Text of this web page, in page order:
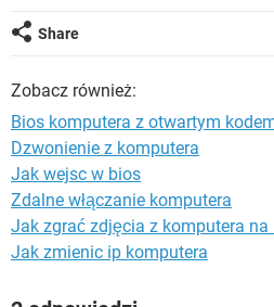
Share
Zobacz również:
Bios komputera z otwartym
Dzwonienie z komputera
Jak wejsc w bios
Zdalne włączanie komputera
Jak zgrać zdjęcia z komputera na
Jak zmienic ip komputera